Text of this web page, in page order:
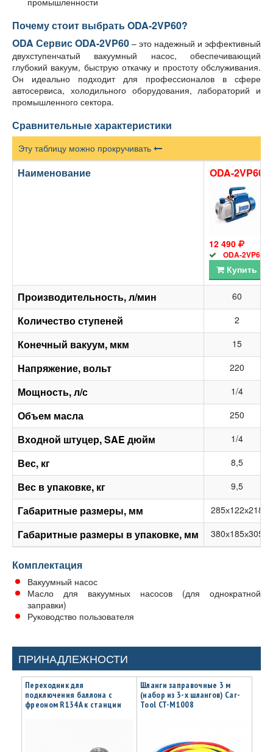
Почему стоит выбрать ODA-2VP60?
ODA Сервис ODA-2VP60 – это надежный и эффективный
двухступенчатый вакуумный насос, обеспечивающий
глубокий вакуум, быструю откачку и простоту обслуживания.
Он идеально подходит для профессионалов в сфере
автосервиса, холодильного оборудования, лабораторий и
промышленного сектора.
Сравнительные характеристики
Эту таблицу можно прокручивать
Наименование ODA-2VP60
12 490
ODA-2VP60
Купить
Производительность, л/мин 60
Количество ступеней 2
Конечный вакуум, мкм 15
Напряжение, вольт 220
Мощность, л/с 1/4
Объем масла 250
Входной штуцер, SAE дюйм 1/4
Вес, кг 8,5
Вес в упаковке, кг 9,5
Габаритные размеры, мм 285х122х218
Габаритные размеры в упаковке, мм 380х185х305
Комплектация
Вакуумный насос
Масло для вакуумных насосов (для однократной
заправки)
Руководство пользователя
ПРИНАДЛЕЖНОСТИ
Переходник для
подключения баллона с
фреоном R134A к станции
Шланги заправочные 3 м
(набор из 3-х шлангов) Car-
Tool CT-M1008